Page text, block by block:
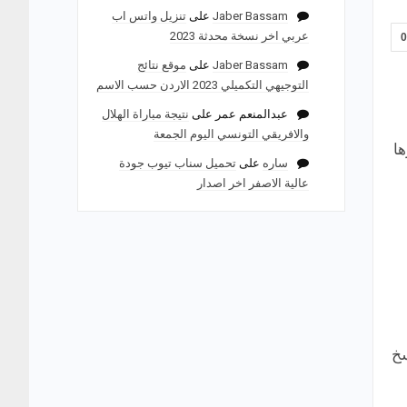
0
Jaber Bassamعلى تنزيل واتس اب
عربي اخر نسخة محدثة 2023
Jaber Bassamعلى موقع نتائج
التوجيهي التكميلي 2023 الاردن حسب الاسم
عبدالمنعم عمر على نتيجة مباراة الهلال
والافريقي التونسي اليوم الجمعة
ساره على تحميل سناب تيوب جودة
عالية الاصفر اخر اصدار